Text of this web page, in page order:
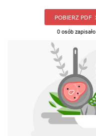
POBIERZ PDF
0 osób zapisało